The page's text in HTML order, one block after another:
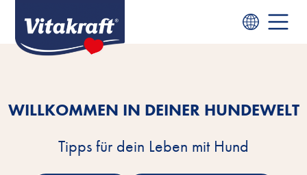
WILLKOMMEN IN DEINER HUNDEWELT
Tipps für dein Leben mit Hund